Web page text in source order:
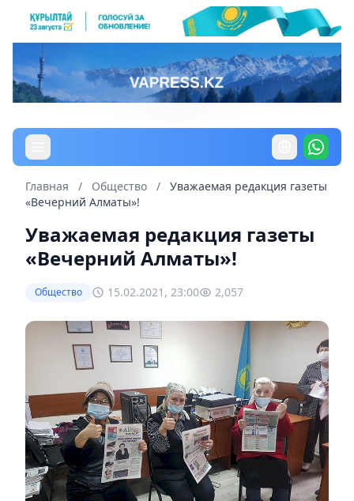
Главная / Общество /
Уважаемая редакция газеты
«Вечерний Алматы»!
Уважаемая редакция газеты
«Вечерний Алматы»!
Общество 15.02.2021, 23:00 2,057